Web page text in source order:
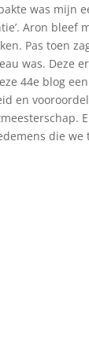
was mijn
Aron bleef
Pas toen
was. Deze
44e blog
en
die we